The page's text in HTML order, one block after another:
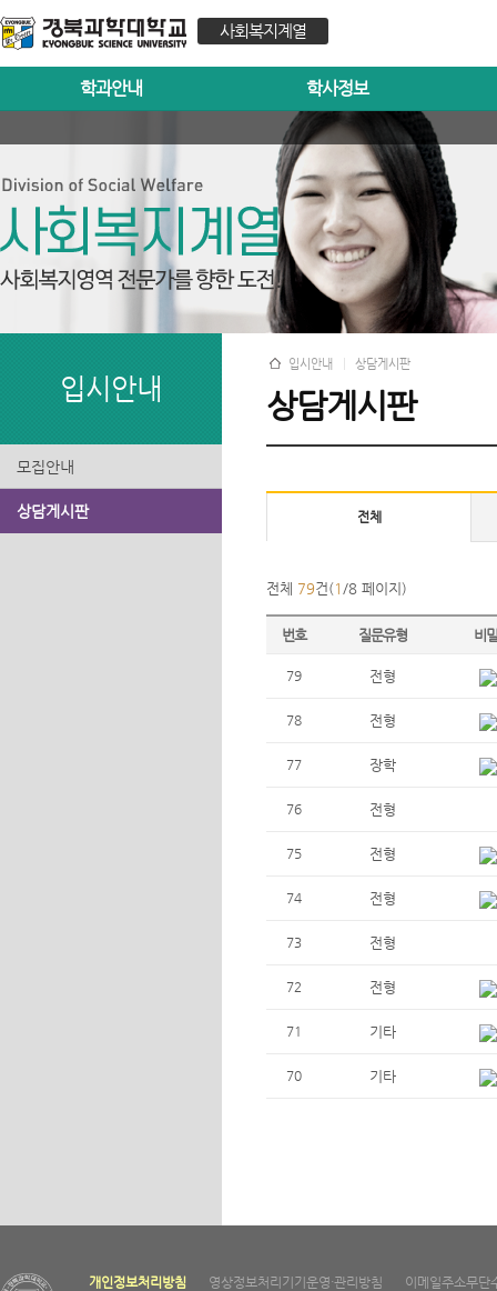
사회복지계열
학과안내 학사정보
입시안내
모집안내
상담게시판
입시안내 상담게시판
상담게시판
전체
전체 79건(1 /8 페이지)
번호 질문유형 비밀
79 전형
78 전형
77 장학
76 전형
75 전형
74 전형
73 전형
72 전형
71 기타
70 기타
개인정보처리방침 영상정보처리기기운영·관리방침
이메일주소무단